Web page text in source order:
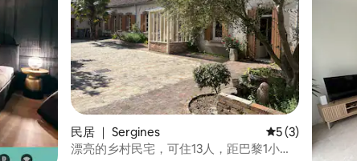
民居 ｜ Sergines 平均评分 5 分（
5 (3)
漂亮的乡村民宅，可住13人，距巴黎1小时